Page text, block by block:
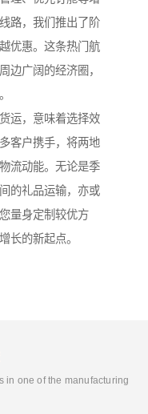
路，我们推出了阶
优惠。这条热门航
边广阔的经济圈，
运，意味着选择效
客户携手，将两地
流动能。无论是季
的礼品运输，亦或
量身定制较优方
长的新起点。
in one of the manufacturing